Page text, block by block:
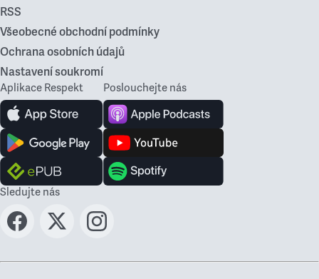
RSS
Všeobecné obchodní podmínky
Ochrana osobních údajů
Nastavení soukromí
Aplikace Respekt Poslouchejte nás
Sledujte nás